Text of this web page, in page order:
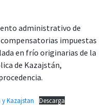
y Kazajstan Descarga